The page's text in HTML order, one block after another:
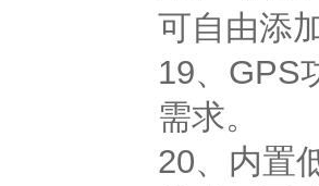
可自由添
19、GPS
需求。
20、内置